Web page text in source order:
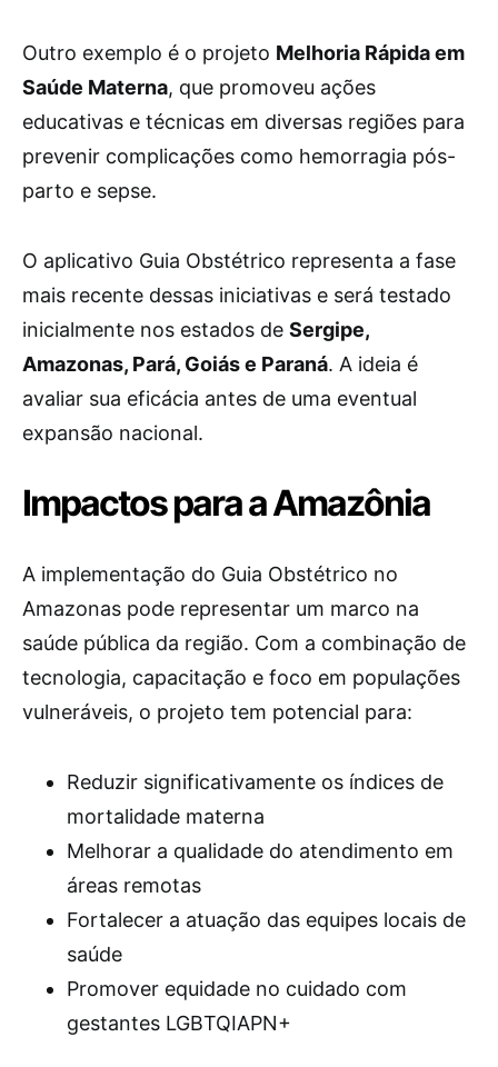
Outro exemplo é o projeto Melhoria Rápida em
Saúde Materna, que promoveu ações
educativas e técnicas em diversas regiões para
prevenir complicações como hemorragia pós-
parto e sepse.
O aplicativo Guia Obstétrico representa a fase
mais recente dessas iniciativas e será testado
inicialmente nos estados de Sergipe,
Amazonas, Pará, Goiás e Paraná. A ideia é
avaliar sua eficácia antes de uma eventual
expansão nacional.
Impactos para a Amazônia
A implementação do Guia Obstétrico no
Amazonas pode representar um marco na
saúde pública da região. Com a combinação de
tecnologia, capacitação e foco em populações
vulneráveis, o projeto tem potencial para:
Reduzir significativamente os índices de
mortalidade materna
Melhorar a qualidade do atendimento em
áreas remotas
Fortalecer a atuação das equipes locais de
saúde
Promover equidade no cuidado com
gestantes LGBTQIAPN+